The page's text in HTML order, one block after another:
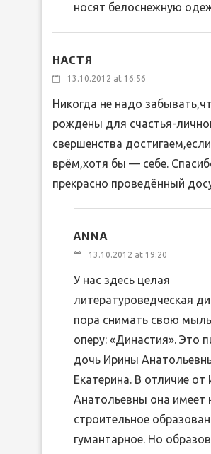
носят белоснежную
НАСТЯ
13.10.2012 at 16:56
Никогда не надо
рождены для счастья-
свершенства
врём,хотя бы — себе.
прекрасно проведённый
ANNA
13.10.2012 at 19:20
У нас здесь целая
литературоведческая
пора снимать свою
оперу: «Династия». Это
дочь Ирины
Екатерина. В отличие от
Анатольевны она имеет
строительное
гумантарное. Но